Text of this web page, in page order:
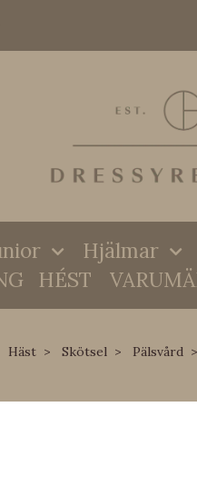
Hjälmar
HÉST
Häst Skötsel Pälsvård